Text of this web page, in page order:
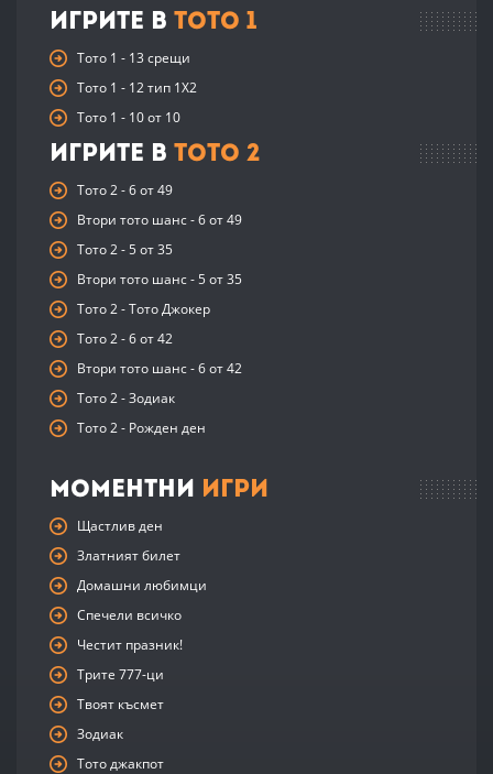
Игрите в Тото 1
Тото 1 - 13 срещи
Тото 1 - 12 тип 1X2
Тото 1 - 10 от 10
Игрите в Тото 2
Тото 2 - 6 от 49
Втори тото шанс - 6 от 49
Тото 2 - 5 от 35
Втори тото шанс - 5 от 35
Тото 2 - Тото Джокер
Тото 2 - 6 от 42
Втори тото шанс - 6 от 42
Тото 2 - Зодиак
Тото 2 - Рожден ден
Моментни Игри
Щастлив ден
Златният билет
Домашни любимци
Спечели всичко
Честит празник!
Трите 777-ци
Твоят късмет
Зодиак
Тото джакпот